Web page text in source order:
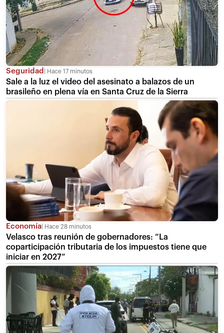
Seguridad Hace 17 minutos
Sale a la luz el video del asesinato a balazos de un
brasileño en plena vía en Santa Cruz de la Sierra
Economía Hace 28 minutos
Velasco tras reunión de gobernadores: “La
coparticipación tributaria de los impuestos tiene que
iniciar en 2027”